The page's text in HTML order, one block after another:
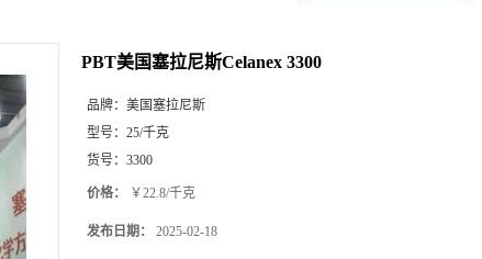
PBT美国塞拉尼斯Celanex 3300
品牌： 美国塞拉尼斯
型号： 25/千克
货号： 3300
价格： ￥22.8/千克
发布日期： 2025-02-18